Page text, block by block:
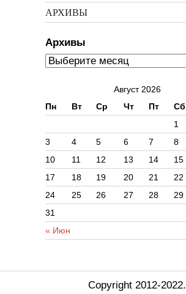
АРХИВЫ
Архивы
Август 2026
Пн
Вт Ср Чт Пт Сб
« Июн
1
3
4 5 6 7 8
10
11 12 13 14 15
17
18 19 20 21 22
24
25 26 27 28 29
31
Copyright 2012-2022.